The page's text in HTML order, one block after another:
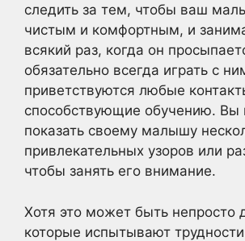
следить за тем, чтобы ваш
чистым и комфортным, и
всякий раз, когда он
обязательно всегда играть с
приветствуются любые
способствующие обучению. Вы
показать своему малышу
привлекательных узоров или
чтобы занять его внимание.
Хотя это может быть непросто
которые испытывают